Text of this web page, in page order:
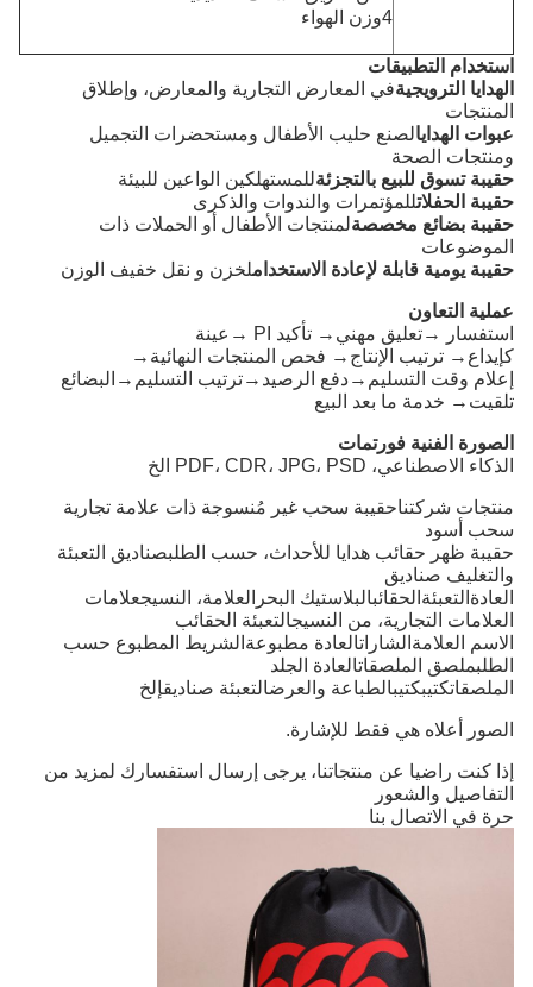
4وزن الهواء
استخدام التطبيقات
الهدايا الترويجيةفي المعارض التجارية والمعارض، وإطلاق
المنتجات
عبوات الهدايالصنع حليب الأطفال ومستحضرات التجميل
ومنتجات الصحة
حقيبة تسوق للبيع بالتجزئةللمستهلكين الواعين للبيئة
حقيبة الحفلاتللمؤتمرات والندوات والذكرى
حقيبة بضائع مخصصةلمنتجات الأطفال أو الحملات ذات
الموضوعات
حقيبة يومية قابلة لإعادة الاستخداملخزن و نقل خفيف الوزن
عملية التعاون
استفسار →تعليق مهني→ تأكيد PI →عينة
كإيداع→ ترتيب الإنتاج→ فحص المنتجات النهائية→
إعلام وقت التسليم→دفع الرصيد→ترتيب التسليم→البضائع
تلقيت→ خدمة ما بعد البيع
الصورة الفنية فورتمات
الذكاء الاصطناعي، PDF، CDR، JPG، PSD الخ
منتجات شركتناحقيبة سحب غير مُنسوجة ذات علامة تجارية
سحب أسود
حقيبة ظهر حقائب هدايا للأحداث، حسب الطلبصناديق التعبئة
والتغليف صناديق
العادةالتعبئةالحقائبالبلاستيك البحرالعلامة، النسيجعلامات
العلامات التجارية، من النسيجالتعبئة الحقائب
الاسم العلامةالشارات العادة مطبوعةالشريط المطبوع حسب
الطلبملصق الملصقاتالعادة الجلد
الملصقاتكتيبكتيبالطباعة والعرضالتعبئة صناديقإلخ
الصور أعلاه هي فقط للإشارة.
إذا كنت راضيا عن منتجاتنا، يرجى إرسال استفسارك لمزيد من
التفاصيل والشعور
حرة في الاتصال بنا